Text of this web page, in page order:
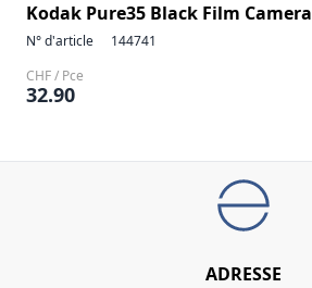
Kodak Pure35 Black Film Camera
N° d'article
144741
CHF / Pce
32.90
ADRESSE